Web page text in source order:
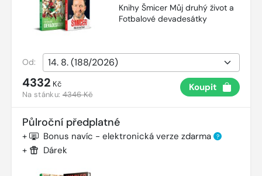
Knihy Šmicer Můj druhý život a
Fotbalové devadesátky
Od:
4332 Kč
Na stánku:4346 Kč
Koupit
Půlroční předplatné
+ Bonus navíc - elektronická verze zdarma ?
+ Dárek